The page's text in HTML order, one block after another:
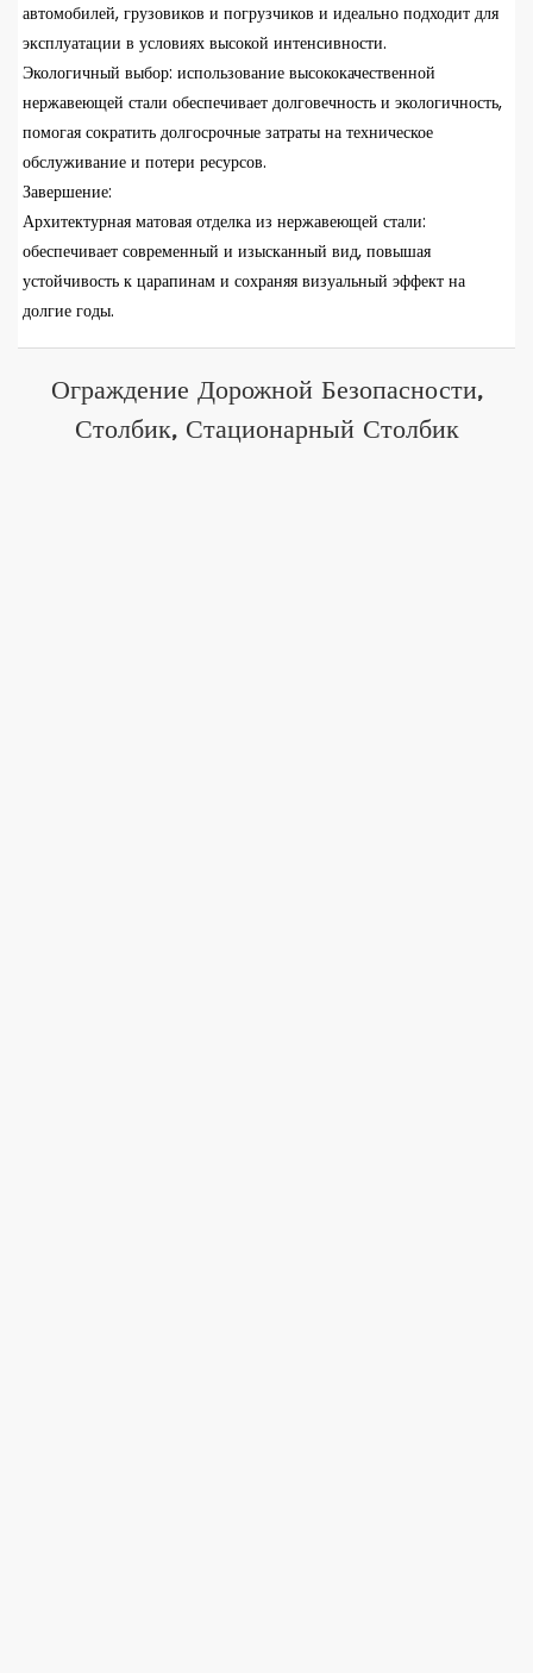
автомобилей, грузовиков и погрузчиков и идеально подходит для
эксплуатации в условиях высокой интенсивности.
Экологичный выбор: использование высококачественной
нержавеющей стали обеспечивает долговечность и экологичность,
помогая сократить долгосрочные затраты на техническое
обслуживание и потери ресурсов.
Завершение:
Архитектурная матовая отделка из нержавеющей стали:
обеспечивает современный и изысканный вид, повышая
устойчивость к царапинам и сохраняя визуальный эффект на
долгие годы.
Ограждение Дорожной Безопасности,
Столбик, Стационарный Столбик